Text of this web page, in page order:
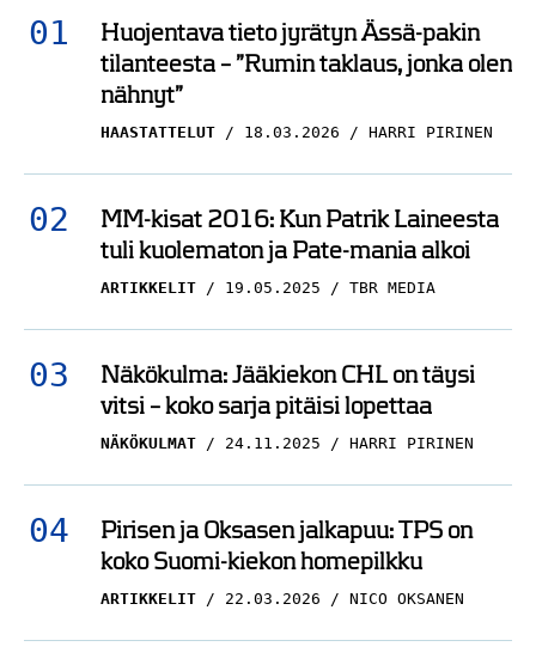
Huojentava tieto jyrätyn Ässä-pakin
tilanteesta – ”Rumin taklaus, jonka olen
nähnyt”
HAASTATTELUT 18.03.2026 HARRI PIRINEN
MM-kisat 2016: Kun Patrik Laineesta
tuli kuolematon ja Pate-mania alkoi
ARTIKKELIT 19.05.2025 TBR MEDIA
Näkökulma: Jääkiekon CHL on täysi
vitsi – koko sarja pitäisi lopettaa
NÄKÖKULMAT 24.11.2025 HARRI PIRINEN
Pirisen ja Oksasen jalkapuu: TPS on
koko Suomi-kiekon homepilkku
ARTIKKELIT 22.03.2026 NICO OKSANEN